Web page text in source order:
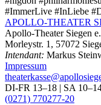
#ImmerLive #InLiebe
APOLLO-THEATER
Apollo-Theater Siegen
Morleystr. 1, 57072
Intendant: Markus
Impressum
DI-FR 13–18 | SA
(0271) 770277-20